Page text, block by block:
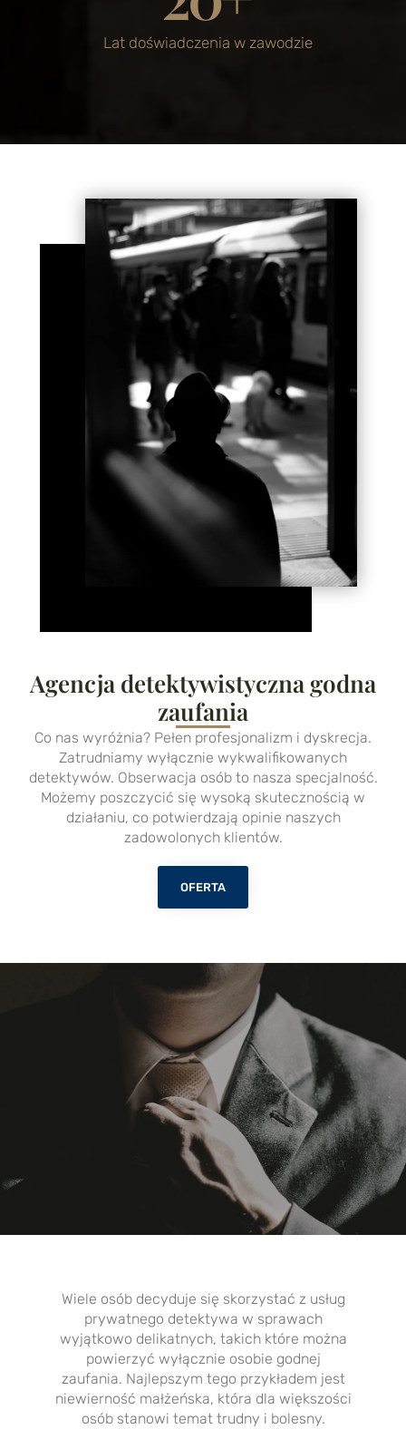
Lat doświadczenia w zawodzie
Agencja detektywistyczna godna
zaufania
Co nas wyróżnia? Pełen profesjonalizm i dyskrecja.
Zatrudniamy wyłącznie wykwalifikowanych
detektywów. Obserwacja osób to nasza specjalność.
Możemy poszczycić się wysoką skutecznością w
działaniu, co potwierdzają opinie naszych
zadowolonych klientów.
OFERTA
Wiele osób decyduje się skorzystać z usług
prywatnego detektywa w sprawach
wyjątkowo delikatnych, takich które można
powierzyć wyłącznie osobie godnej
zaufania. Najlepszym tego przykładem jest
niewierność małżeńska, która dla większości
osób stanowi temat trudny i bolesny.